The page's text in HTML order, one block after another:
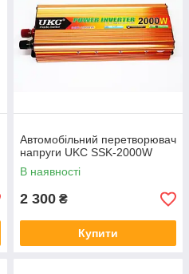
Автомобільний перетворювач
напруги UKC SSK-2000W
В наявності
2 300 ₴
Купити